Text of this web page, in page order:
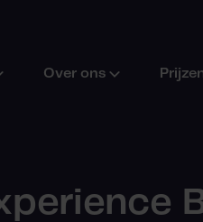
Over ons